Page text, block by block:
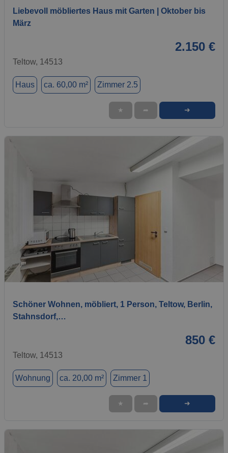
Liebevoll möbliertes Haus mit Garten | Oktober bis
März
2.150 €
Teltow, 14513
Haus ca. 60,00 m² Zimmer 2.5
★ ➦ ➜
1 / 18
Schöner Wohnen, möbliert, 1 Person, Teltow, Berlin,
Stahnsdorf,…
850 €
Teltow, 14513
Wohnung ca. 20,00 m² Zimmer 1
★ ➦ ➜